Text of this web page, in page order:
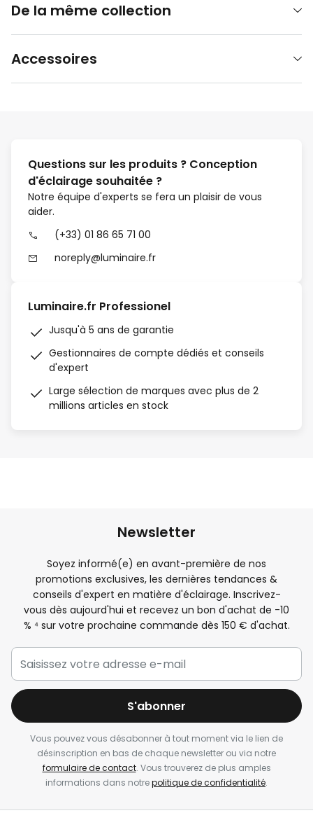
De la même collection
Accessoires
Questions sur les produits ? Conception
d'éclairage souhaitée ?
Notre équipe d'experts se fera un plaisir de vous
aider.
(+33) 01 86 65 71 00
noreply@luminaire.fr
Luminaire.fr Professionel
Jusqu'à 5 ans de garantie
Gestionnaires de compte dédiés et conseils
d'expert
Large sélection de marques avec plus de 2
millions articles en stock
Newsletter
Soyez informé(e) en avant-première de nos
promotions exclusives, les dernières tendances &
conseils d'expert en matière d'éclairage. Inscrivez-
vous dès aujourd'hui et recevez un bon d'achat de -10
% ⁴ sur votre prochaine commande dès 150 € d'achat.
S'abonner
Vous pouvez vous désabonner à tout moment via le lien de
désinscription en bas de chaque newsletter ou via notre
formulaire de contact. Vous trouverez de plus amples
informations dans notrepolitique de confidentialité.